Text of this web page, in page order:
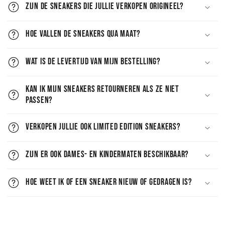
Zijn de sneakers die jullie verkopen origineel?
Hoe vallen de sneakers qua maat?
Wat is de levertijd van mijn bestelling?
Kan ik mijn sneakers retourneren als ze niet
passen?
Verkopen jullie ook limited edition sneakers?
Zijn er ook dames- en kindermaten beschikbaar?
Hoe weet ik of een sneaker nieuw of gedragen is?